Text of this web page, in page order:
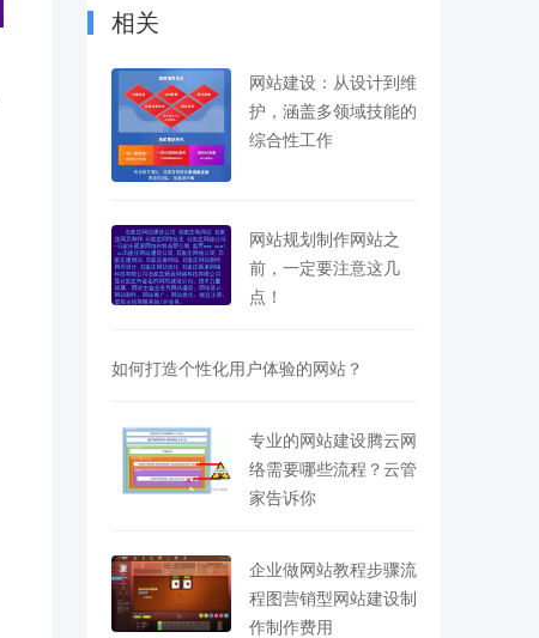
相关
网站建设：从设计到维
护，涵盖多领域技能的
综合性工作
网站规划制作网站之
前，一定要注意这几
点！
如何打造个性化用户体验的网站？
专业的网站建设腾云网
络需要哪些流程？云管
家告诉你
企业做网站教程步骤流
程图营销型网站建设制
作制作费用